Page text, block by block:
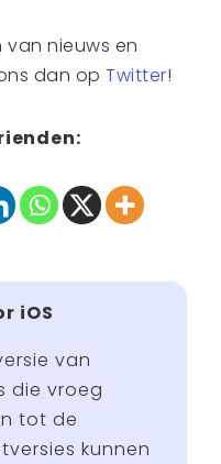
nieuws en
dan opTwitter!
iOS
van
die vroeg
tot de
kunnen